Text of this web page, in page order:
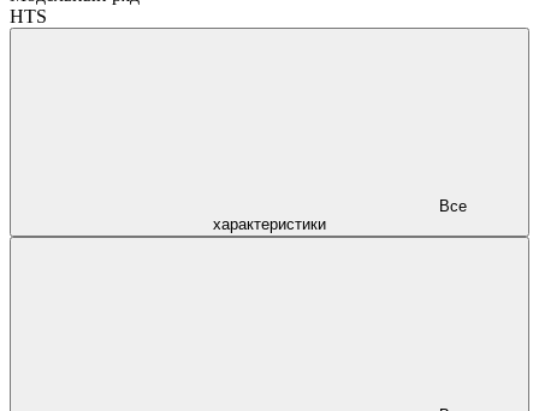
HTS
характеристики